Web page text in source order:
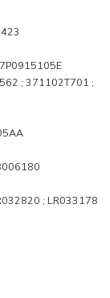
; 371102T701 ;
; LR033178